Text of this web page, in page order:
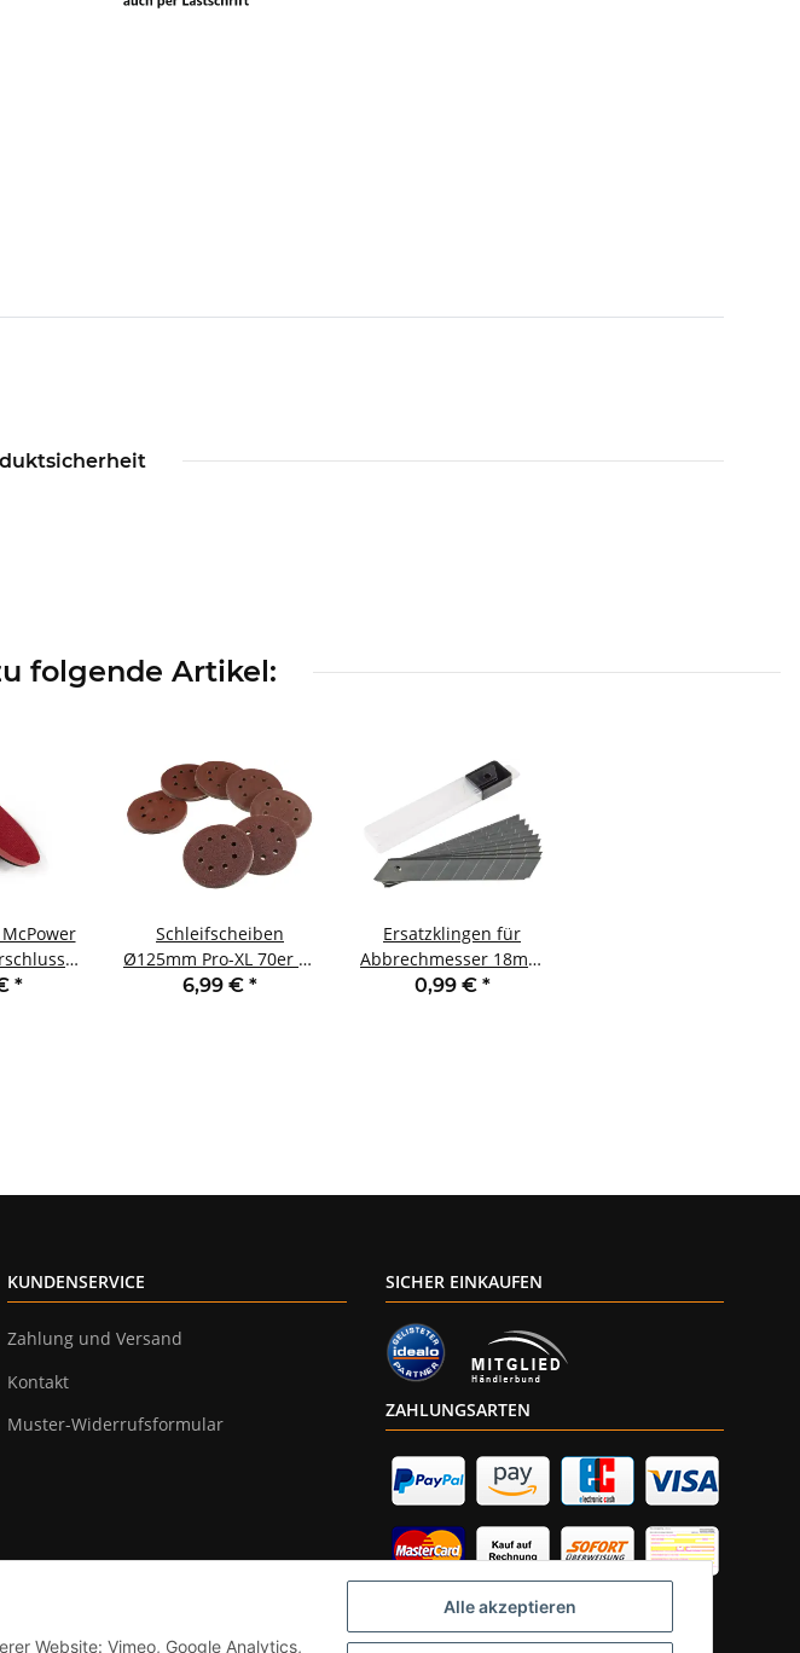
Alle akzeptieren
Website: Vimeo, Google Analytics,
folgende Artikel:
für
*
Schleifscheiben
Ø125mm Pro-XL 70er Pk
Körnung 40-60-80-120-
6,99 € *
Ersatzklingen für
Abbrechmesser 18mm
10er-Pack
0,99 € *
KUNDENSERVICE
Zahlung und Versand
Kontakt
Muster-Widerrufsformular
SICHER EINKAUFEN
ZAHLUNGSARTEN